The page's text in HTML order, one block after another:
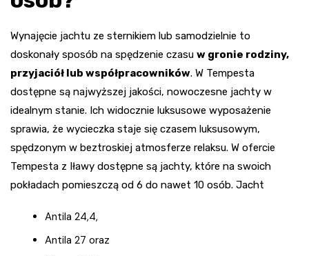
Wynajęcie jachtu ze sternikiem lub samodzielnie to
doskonały sposób na spędzenie czasu w gronie rodziny,
przyjaciół lub współpracowników. W Tempesta
dostępne są najwyższej jakości, nowoczesne jachty w
idealnym stanie. Ich widocznie luksusowe wyposażenie
sprawia, że wycieczka staje się czasem luksusowym,
spędzonym w beztroskiej atmosferze relaksu. W ofercie
Tempesta z Iławy dostępne są jachty, które na swoich
pokładach pomieszczą od 6 do nawet 10 osób. Jacht
Antila 24,4,
Antila 27 oraz